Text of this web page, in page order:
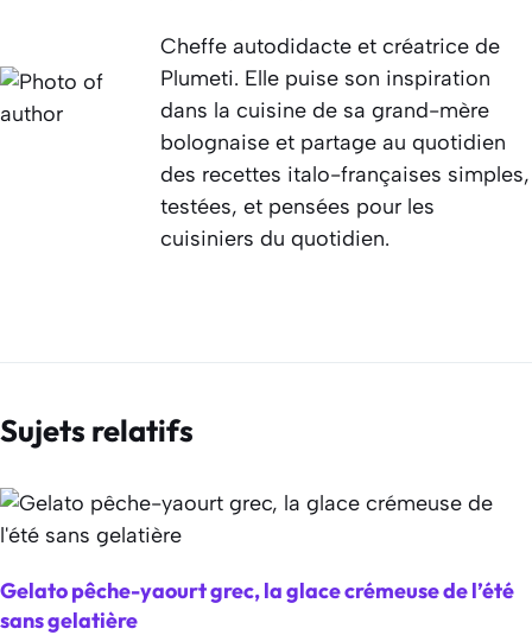
Cheffe autodidacte et créatrice de
Plumeti. Elle puise son inspiration
dans la cuisine de sa grand-mère
bolognaise et partage au quotidien
des recettes italo-françaises simples,
testées, et pensées pour les
cuisiniers du quotidien.
Sujets relatifs
Gelato pêche-yaourt grec, la glace crémeuse de l’été
sans gelatière